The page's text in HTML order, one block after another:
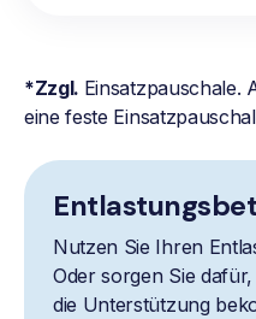
*Zzgl. Einsatzpauschale.
eine feste
Nutzen Sie Ihren
Oder sorgen Sie
die Unterstützung